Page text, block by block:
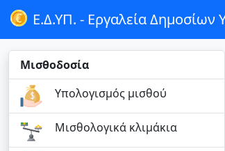
Ε.Δ.ΥΠ. - Εργαλεία Δημοσίων
Μισθοδοσία
Υπολογισμός μισθού
Μισθολογικά κλιμάκια